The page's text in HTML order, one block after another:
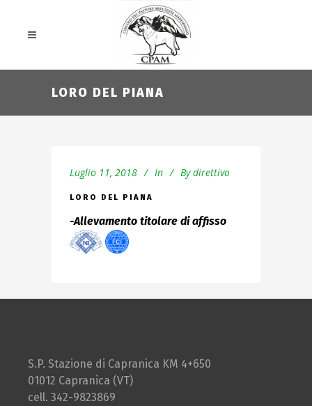
LORO DEL PIANA
Luglio 11, 2018 In By direttivo
LORO DEL PIANA
-Allevamento titolare di affisso
S.P. Stazione di Capranica KM 4+650
01012 Capranica (VT)
cell. 342-9823869